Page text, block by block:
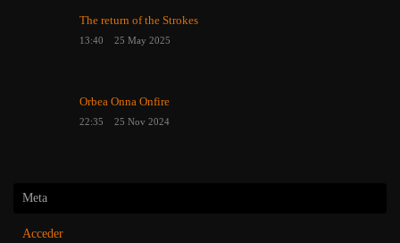
The return of the Strokes
13:40 25 May 2025
Orbea Onna Onfire
22:35 25 Nov 2024
Meta
Acceder